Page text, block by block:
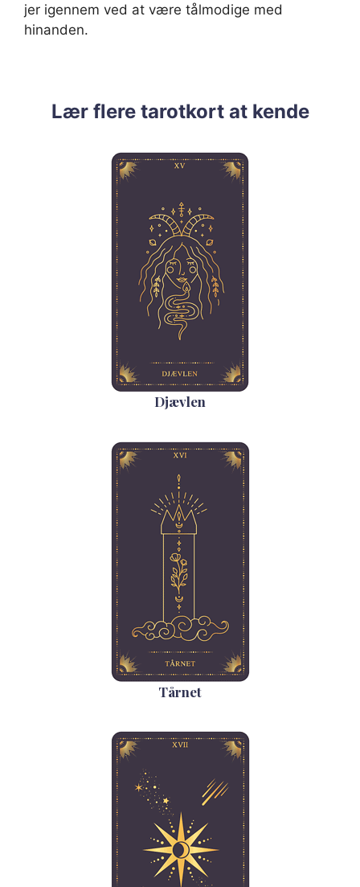
jer igennem ved at være tålmodige med
hinanden.
Lær flere tarotkort at kende
Djævlen
Tårnet